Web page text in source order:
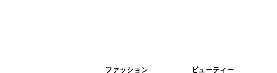
ファッション ビューティー